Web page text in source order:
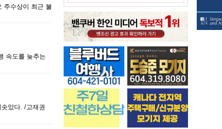
주수상이 최근 불
속도를 늦추는
았다. /고재권